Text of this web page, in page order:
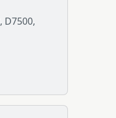
D7500,